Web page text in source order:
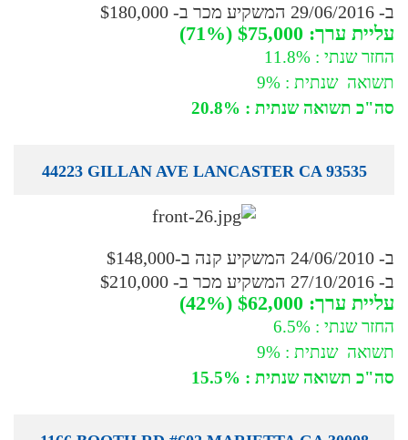
ב- 29/06/2016 המשקיע מכר ב- $180,000
עליית ערך: $75,000 (71%)
החזר שנתי : 11.8%
תשואה שנתית : 9%
סה"כ תשואה שנתית : 20.8%
44223 GILLAN AVE LANCASTER CA 93535
ב- 24/06/2010 המשקיע קנה ב-$148,000
ב- 27/10/2016 המשקיע מכר ב- $210,000
עליית ערך: $62,000 (42%)
החזר שנתי : 6.5%
תשואה שנתית : 9%
סה"כ תשואה שנתית : 15.5%